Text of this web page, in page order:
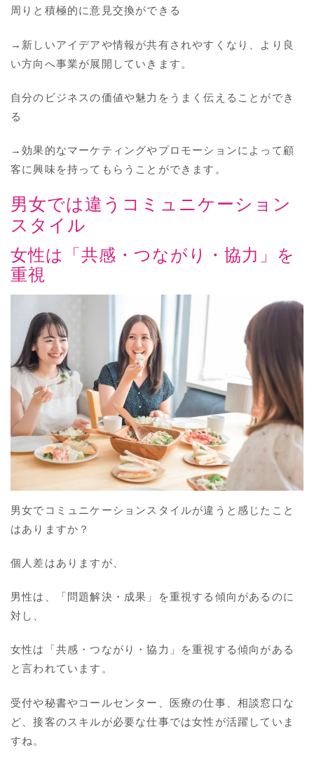
周りと積極的に意見交換ができる
→新しいアイデアや情報が共有されやすくなり、より良
い方向へ事業が展開していきます。
自分のビジネスの価値や魅力をうまく伝えることができ
る
→効果的なマーケティングやプロモーションによって顧
客に興味を持ってもらうことができます。
男女では違うコミュニケーション
スタイル
女性は「共感・つながり・協力」を
重視
男女でコミュニケーションスタイルが違うと感じたこと
はありますか？
個人差はありますが、
男性は、「問題解決・成果」を重視する傾向があるのに
対し、
女性は「共感・つながり・協力」を重視する傾向がある
と言われています。
受付や秘書やコールセンター、医療の仕事、相談窓口な
ど、接客のスキルが必要な仕事では女性が活躍していま
すね。